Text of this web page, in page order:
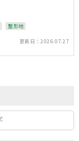
整形地
更新日：2026.07.27